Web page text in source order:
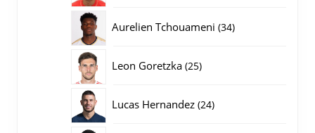
Aurelien Tchouameni 3434
Leon Goretzka 2525
Lucas Hernandez 2424